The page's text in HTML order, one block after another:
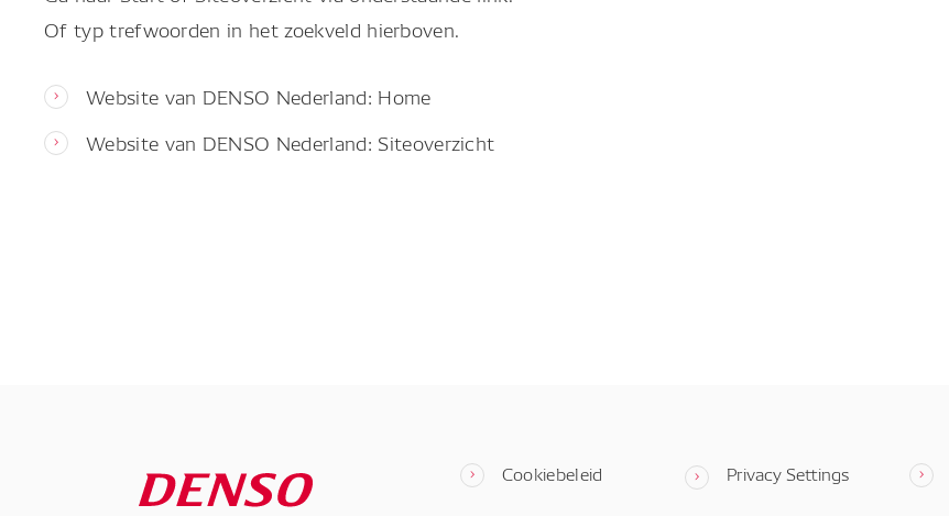
Of typ trefwoorden in het zoekveld hierboven.
Website van DENSO Nederland: Home
Website van DENSO Nederland: Siteoverzicht
Cookiebeleid Privacy Settings